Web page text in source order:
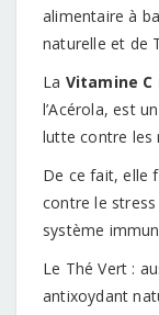
alimentaire à
naturelle et de
La Vitamine
l’Acérola, est
lutte contre les
De ce fait, elle
contre le
système
Le Thé Vert :
antixoydant